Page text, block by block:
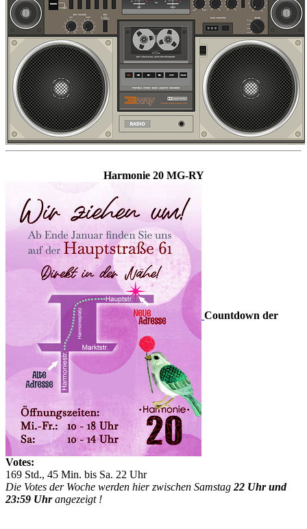
Harmonie 20 MG-RY
Countdown der
Votes:
169 Std., 45 Min. bis Sa. 22 Uhr
Die Votes der Woche werden hier zwischen Samstag 22 Uhr und
23:59 Uhrangezeigt !